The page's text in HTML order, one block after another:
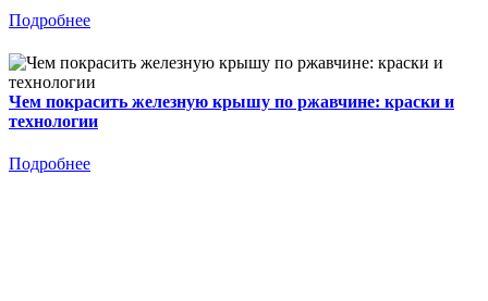
Подробнее
Чем покрасить железную крышу по ржавчине: краски и
технологии
Подробнее